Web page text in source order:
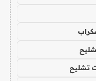
تشليح